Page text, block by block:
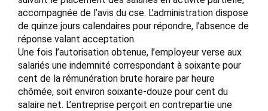
accompagnée de l’avis du cse. L’administration dispose
de quinze jours calendaires pour répondre, l’absence de
réponse valant acceptation.
Une fois l’autorisation obtenue, l’employeur verse aux
salariés une indemnité correspondant à soixante pour
cent de la rémunération brute horaire par heure
chômée, soit environ soixante-douze pour cent du
salaire net. L’entreprise perçoit en contrepartie une